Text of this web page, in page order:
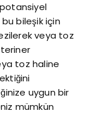
bileşik için
veya toz
toz haline
uygun bir
mümkün